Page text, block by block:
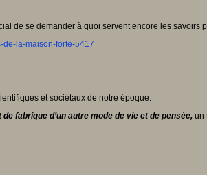
de se demander à quoi servent encore les savoirs
la-maison-forte-5417
et sociétaux de notre époque.
fabrique d’un autre mode de vie et de pensée, un